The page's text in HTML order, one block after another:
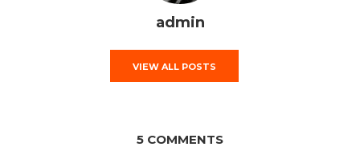
admin
VIEW ALL POSTS
5 COMMENTS